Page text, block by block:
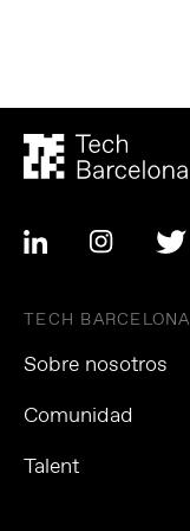
TECH BARCELONA
Sobre nosotros
Comunidad
Talent